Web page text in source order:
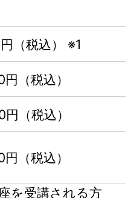
（税込） ※1
（税込）
（税込）
（税込）
を受講される方